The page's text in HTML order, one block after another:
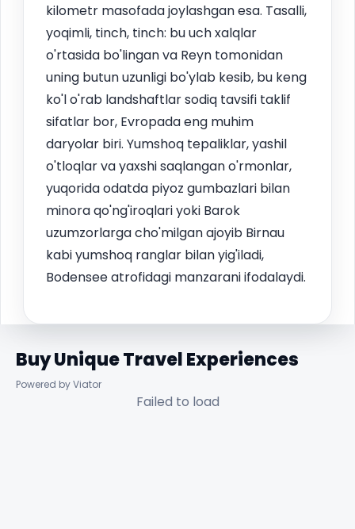
kilometr masofada joylashgan esa. Tasalli,
yoqimli, tinch, tinch: bu uch xalqlar
o'rtasida bo'lingan va Reyn tomonidan
uning butun uzunligi bo'ylab kesib, bu keng
ko'l o'rab landshaftlar sodiq tavsifi taklif
sifatlar bor, Evropada eng muhim
daryolar biri. Yumshoq tepaliklar, yashil
o'tloqlar va yaxshi saqlangan o'rmonlar,
yuqorida odatda piyoz gumbazlari bilan
minora qo'ng'iroqlari yoki Barok
uzumzorlarga cho'milgan ajoyib Birnau
kabi yumshoq ranglar bilan yig'iladi,
Bodensee atrofidagi manzarani ifodalaydi.
Buy Unique Travel Experiences
Powered by Viator
Failed to load